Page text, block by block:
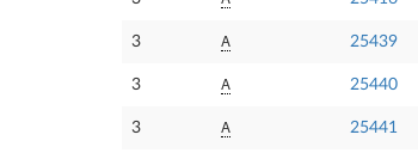
3 A 25439
3 A 25440
3 A 25441